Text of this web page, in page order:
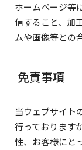
ホームページ等
信すること、加
ムや画像等との
免責事項
当ウェブサイト
行っております
性、お客様にと